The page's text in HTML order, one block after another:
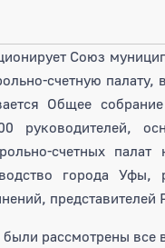
Союз
счетную
Общее
руководителей,
счетных
города Уфы,
представителей
рассмотрены все